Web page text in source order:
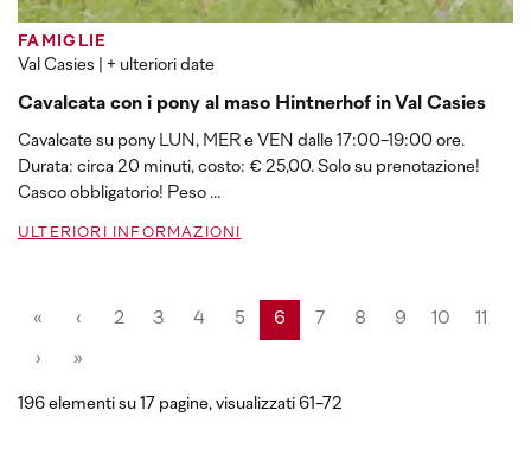
FAMIGLIE
Val Casies | + ulteriori date
Cavalcata con i pony al maso Hintnerhof in Val Casies
Cavalcate su pony LUN, MER e VEN dalle 17:00-19:00 ore.
Durata: circa 20 minuti, costo: € 25,00. Solo su prenotazione!
Casco obbligatorio! Peso ...
ULTERIORI INFORMAZIONI
« ‹ 2 3 4 5 6 7 8 9 10 11
› »
196 elementi su 17 pagine, visualizzati 61-72